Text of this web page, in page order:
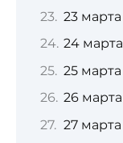
23 марта
24 марта
25 марта
26 марта
27 марта